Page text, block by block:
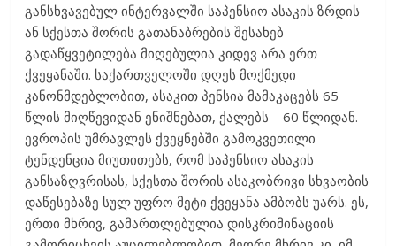
განსხვავებულ ინტერვალში საპენსიო ასაკის ზრდის
ან სქესთა შორის გათანაბრების შესახებ
გადაწყვეტილება მიღებულია კიდევ არა ერთ
ქვეყანაში. საქართველოში დღეს მოქმედი
კანონმდებლობით, ასაკით პენსია მამაკაცებს 65
წლის მიღწევიდან ენიშნებათ, ქალებს – 60 წლიდან.
ევროპის უმრავლეს ქვეყნებში გამოკვეთილი
ტენდენცია მიუთითებს, რომ საპენსიო ასაკის
განსაზღვრისას, სქესთა შორის ასაკობრივი სხვაობის
დაწესებაზე სულ უფრო მეტი ქვეყანა ამბობს უარს. ეს,
ერთი მხრივ, გამართლებულია დისკრიმინაციის